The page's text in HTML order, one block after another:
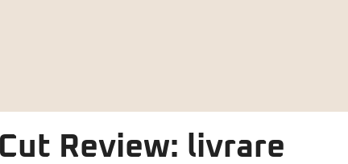
Review: livrare